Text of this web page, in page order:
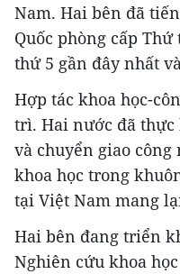
Nam. Hai bên đã
Quốc phòng cấp
thứ 5 gần đây nhất
Hợp tác khoa học-
trì. Hai nước đã
và chuyển giao
khoa học trong
tại Việt Nam mang
Hai bên đang triển
Nghiên cứu khoa